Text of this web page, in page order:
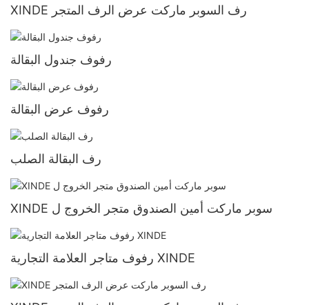
XINDE رف السوبر ماركت عرض الرف المتجر
رفوف جندول البقالة
رفوف عرض البقالة
رف البقالة الصلب
XINDE سوبر ماركت أمين الصندوق متجر الخروج ل
رفوف متاجر العلامة التجارية XINDE